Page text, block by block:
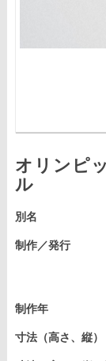
オリンピ
ル
別名
制作／発行
制作年
寸法（高さ、縦）